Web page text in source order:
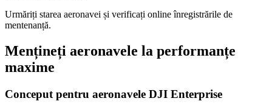
Urmăriți starea aeronavei și verificați online înregistrările de
mentenanță.
Mențineți aeronavele la performanțe
maxime
Conceput pentru aeronavele DJI Enterprise